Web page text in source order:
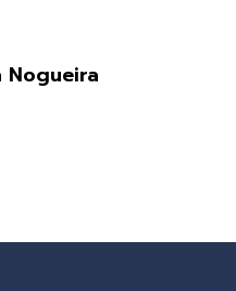
Nogueira